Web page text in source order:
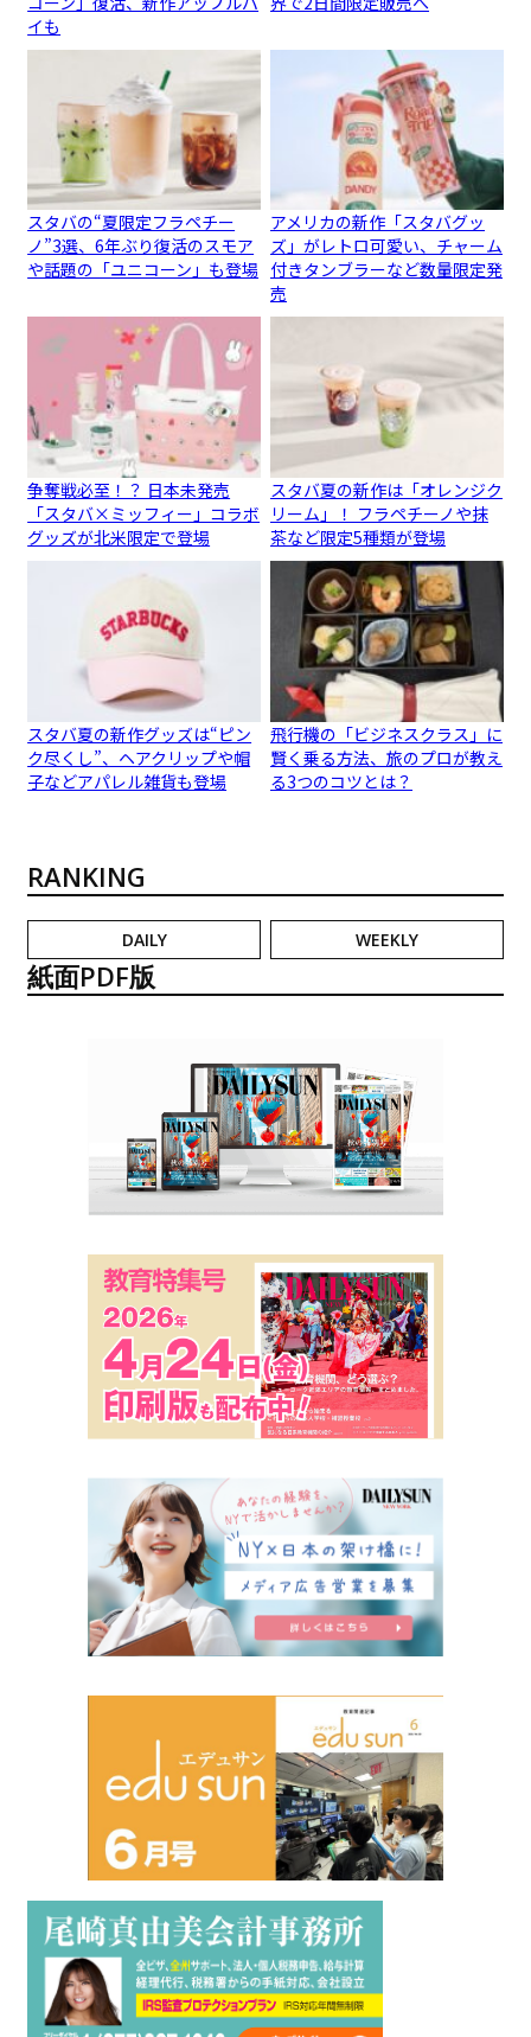
イも
スタバの“夏限定フラペチー
ノ”3選、6年ぶり復活のスモア
や話題の「ユニコーン」も登場
アメリカの新作「スタバグッ
ズ」がレトロ可愛い、チャーム
付きタンブラーなど数量限定発
売
争奪戦必至！？ 日本未発売
「スタバ×ミッフィー」コラボ
グッズが北米限定で登場
スタバ夏の新作は「オレンジク
リーム」！ フラペチーノや抹
茶など限定5種類が登場
スタバ夏の新作グッズは“ピン
ク尽くし”、ヘアクリップや帽
子などアパレル雑貨も登場
飛行機の「ビジネスクラス」に
賢く乗る方法、旅のプロが教え
る3つのコツとは？
RANKING
DAILY WEEKLY
紙面PDF版